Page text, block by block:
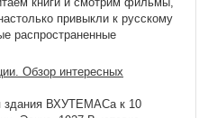
привыкли к русскому
распространенные
Обзор интересных
здания ВХУТЕМАСа к 10